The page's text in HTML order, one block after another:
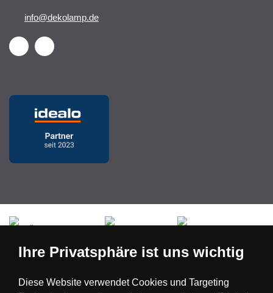
info@dekolamp.de
Ihre Privatsphäre ist uns wichtig
Diese Website verwendet Cookies und Targeting